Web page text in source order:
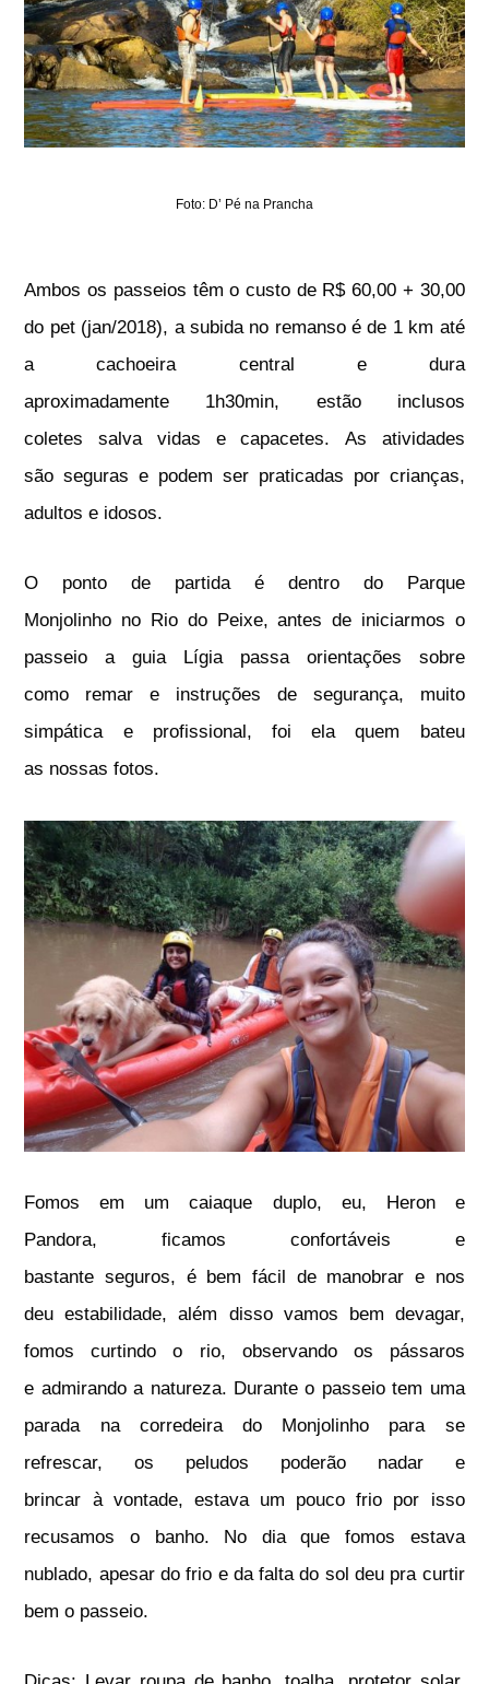
Foto: D’ Pé na Prancha
Ambos os passeios têm o custo de R$ 60,00 + 30,00
do pet (jan/2018), a subida no remanso é de 1 km até
a cachoeira central e dura
aproximadamente 1h30min, estão inclusos
coletes salva vidas e capacetes. As atividades
são seguras e podem ser praticadas por crianças,
adultos e idosos.
O ponto de partida é dentro do Parque
Monjolinho no Rio do Peixe, antes de iniciarmos o
passeio a guia Lígia passa orientações sobre
como remar e instruções de segurança, muito
simpática e profissional, foi ela quem bateu
as nossas fotos.
Fomos em um caiaque duplo, eu, Heron e
Pandora, ficamos confortáveis e
bastante seguros, é bem fácil de manobrar e nos
deu estabilidade, além disso vamos bem devagar,
fomos curtindo o rio, observando os pássaros
e admirando a natureza. Durante o passeio tem uma
parada na corredeira do Monjolinho para se
refrescar, os peludos poderão nadar e
brincar à vontade, estava um pouco frio por isso
recusamos o banho. No dia que fomos estava
nublado, apesar do frio e da falta do sol deu pra curtir
bem o passeio.